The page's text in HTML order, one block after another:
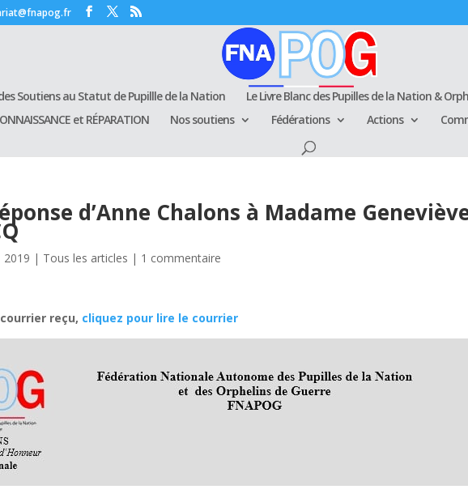
Soutiens au Statut de Pupillle de la Nation Le Livre Blanc des Pupilles de la Nation &
et RÉPARATION
Nos soutiens Fédérations Actions
d’Anne Chalons à Madame
2019 | Tous les articles | 1 commentaire
reçu, cliquez pour lire le courrier